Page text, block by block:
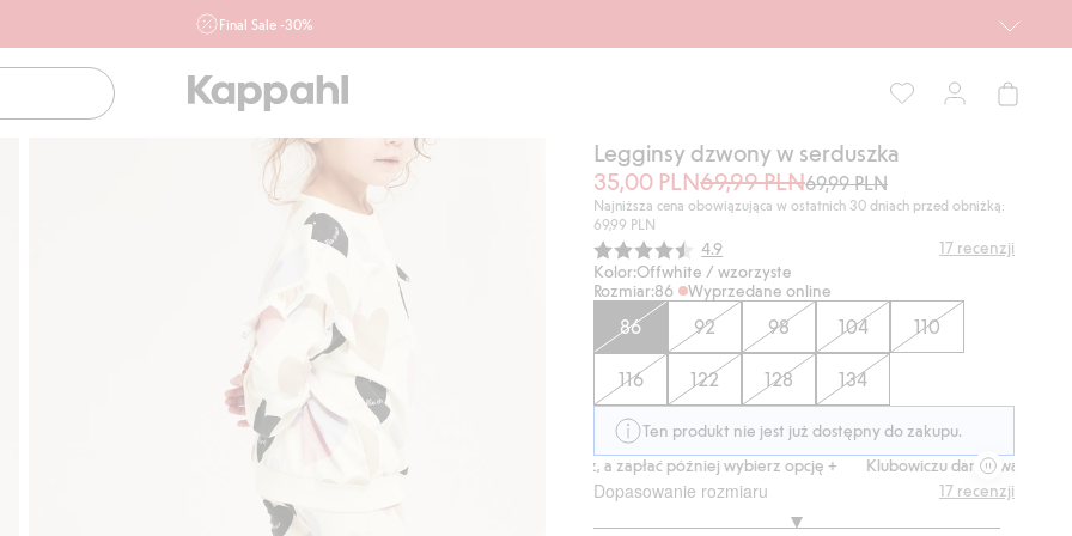
Final Sale -30%
ofertę, również z działu outlet do 10.8 w sklepach Kappahl i
Newbie oraz na kappahl.com. Ofert nie łączymy
Mężczyzna
Dziecko
Newbie
Legginsy dzwony w serduszka
35,00 PLN69,99 PLN69,99 PLN
Najniższa cena obowiązująca w ostatnich 30 dniach przed obniżką:
69,99 PLN
Średnia ocena:
4.9 17 recenzji
Kolor:Offwhite / wzorzyste
Rozmiar:86 Wyprzedane online
86 92 98 104 110
116 122 128 134
Ten produkt nie jest już dostępny do zakupu.
Klubowiczu darmowa dostawa od 150 zł
Kup teraz, a zapłać później wybierz opcję + Klubowiczu darmowa dostawa od
Dopasowanie rozmiaru 17 recenzji